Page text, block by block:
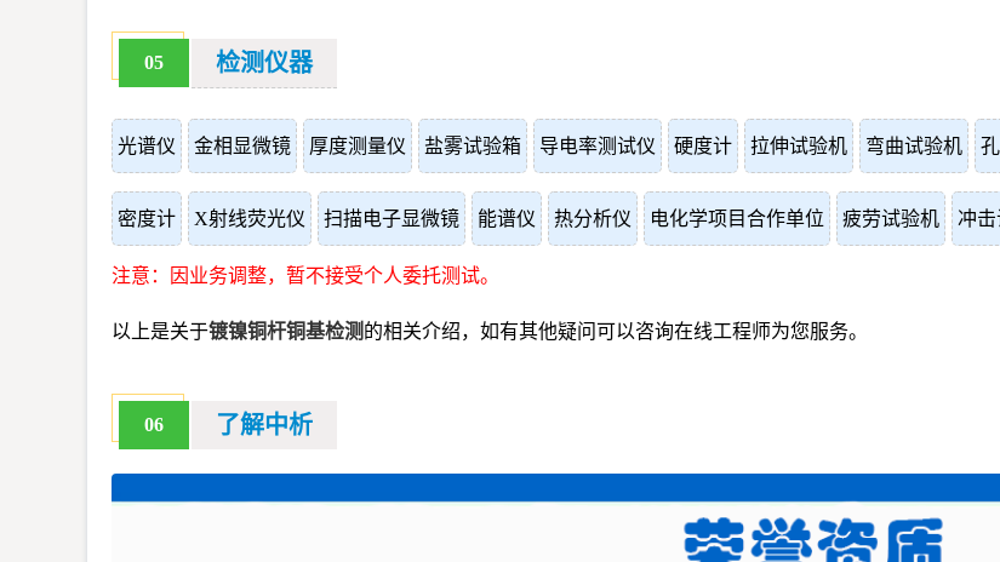
05 检测仪器
光谱仪 金相显微镜 厚度测量仪 盐雾试验箱 导电率测试仪 硬度计 拉伸试验机 弯曲试验机
密度计 X射线荧光仪 扫描电子显微镜 能谱仪 热分析仪 电化学项目合作单位 疲劳试验机 冲
注意：因业务调整，暂不接受个人委托测试。
以上是关于镀镍铜杆铜基检测的相关介绍，如有其他疑问可以咨询在线工程师为您服务。
06 了解中析